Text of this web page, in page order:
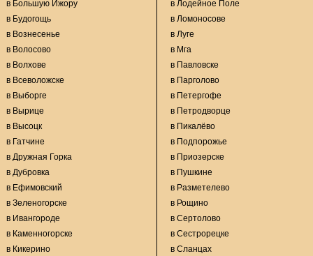
в Будогощь
в Вознесенье
в Волосово
в Волхове
в Всеволожске
в Выборге
в Вырице
в Высоцк
в Гатчине
в Дружная Горка
в Дубровка
в Ефимовский
в Зеленогорске
в Ивангороде
в Каменногорске
в Кикерино
в Ломоносове
в Луге
в Мга
в Павловске
в Парголово
в Петергофе
в Петродворце
в Пикалёво
в Подпорожье
в Приозерске
в Пушкине
в Разметелево
в Рощино
в Сертолово
в Сестрорецке
в Сланцах